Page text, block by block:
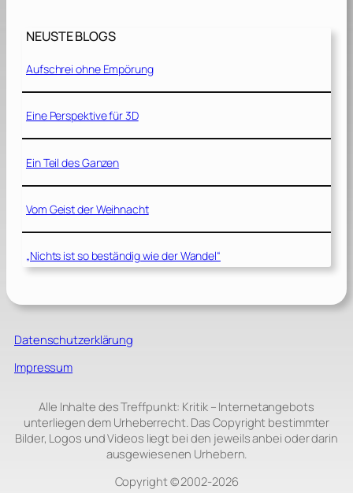
NEUSTE BLOGS
Aufschrei ohne Empörung
Eine Perspektive für 3D
Ein Teil des Ganzen
Vom Geist der Weihnacht
„Nichts ist so beständig wie der Wandel“
Datenschutzerklärung
Impressum
Alle Inhalte des Treffpunkt: Kritik – Internetangebots
unterliegen dem Urheberrecht. Das Copyright bestimmter
Bilder, Logos und Videos liegt bei den jeweils anbei oder darin
ausgewiesenen Urhebern.
Copyright © 2002‑2026